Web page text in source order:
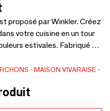
proposé par Winkler. Créez
votre cuisine en un tour
estivales. Fabriqué en
sa conception
est très absorbante afin
Utilisez-le sans
machine jusqu'à 40°C
MAISON VIVARAISE -